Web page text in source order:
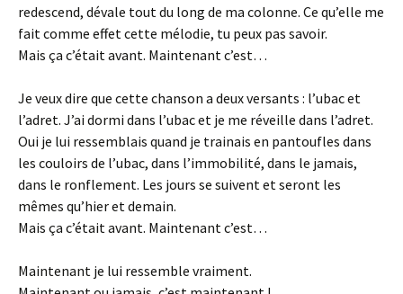
redescend, dévale tout du long de ma colonne. Ce qu’elle me
fait comme effet cette mélodie, tu peux pas savoir.
Mais ça c’était avant. Maintenant c’est…
Je veux dire que cette chanson a deux versants : l’ubac et
l’adret. J’ai dormi dans l’ubac et je me réveille dans l’adret.
Oui je lui ressemblais quand je trainais en pantoufles dans
les couloirs de l’ubac, dans l’immobilité, dans le jamais,
dans le ronflement. Les jours se suivent et seront les
mêmes qu’hier et demain.
Mais ça c’était avant. Maintenant c’est…
Maintenant je lui ressemble vraiment.